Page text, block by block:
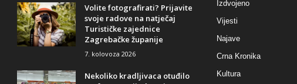
Volite fotografirati? Prijavite
svoje radove na natječaj
Turističke zajednice
Zagrebačke županije
7. kolovoza 2026
Nekoliko kradljivaca otuđilo
Izdvojeno
Vijesti
Najave
Crna Kronika
Kultura